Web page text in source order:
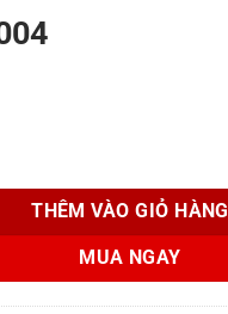
THÊM VÀO GIỎ HÀNG
MUA NGAY